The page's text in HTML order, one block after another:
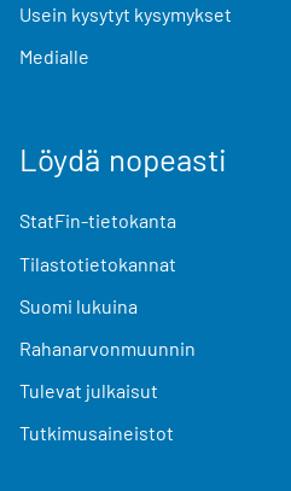
Usein kysytyt kysymykset
Medialle
Löydä nopeasti
StatFin-tietokanta
Tilastotietokannat
Suomi lukuina
Rahanarvonmuunnin
Tulevat julkaisut
Tutkimusaineistot